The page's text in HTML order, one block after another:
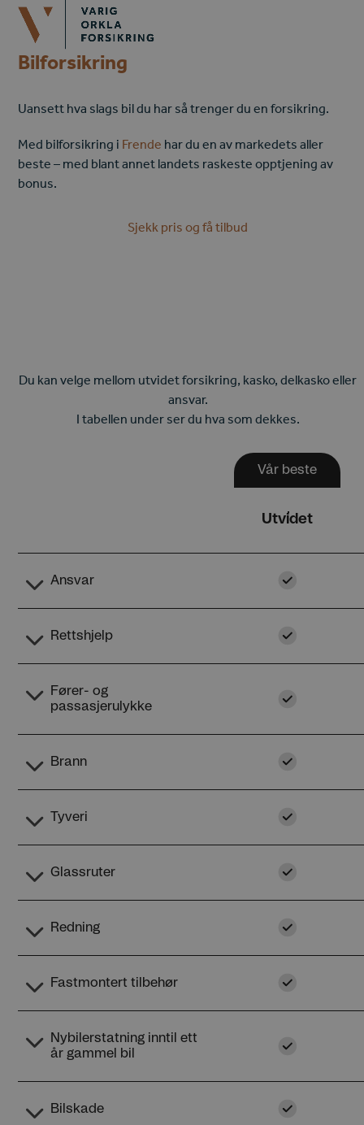
Skip
content
Open
mobile
menu
Close
mobile
menu
Bilforsikring
Uansett hva slags bil du har så trenger du en forsikring.
Med bilforsikring i Frende har du en av markedets aller
beste – med blant annet landets raskeste opptjening av
bonus.
Sjekk pris og få tilbud
Du kan velge mellom utvidet forsikring, kasko, delkasko eller
ansvar.
I tabellen under ser du hva som dekkes.